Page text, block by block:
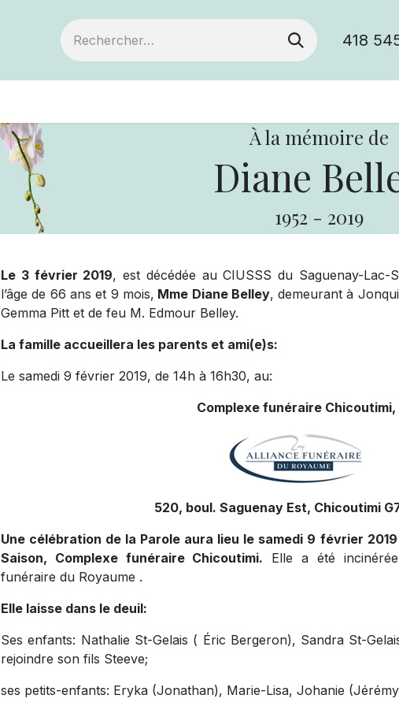
418
À la mémoire de
Diane
1952 - 2019
Le 3 février 2019, est décédée au CIUSSS du Saguenay-Lac-
l’âge de 66 ans et 9 mois, Mme Diane Belley, demeurant à
Gemma Pitt et de feu M. Edmour Belley.
La famille accueillera les parents et ami(e)s:
Le samedi 9 février 2019, de 14h à 16h30, au:
Complexe funéraire Chicoutimi,
520, boul. Saguenay Est, Chicoutimi
Une célébration de la Parole aura lieu le samedi 9 février
Saison, Complexe funéraire Chicoutimi. Elle a été
funéraire du Royaume .
Elle laisse dans le deuil:
Ses enfants: Nathalie St-Gelais ( Éric Bergeron), Sandra St-
rejoindre son fils Steeve;
ses petits-enfants: Eryka (Jonathan), Marie-Lisa, Johanie